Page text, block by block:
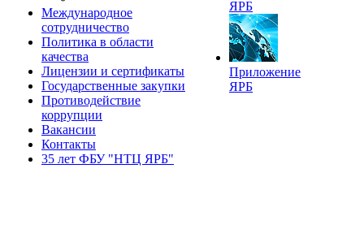
Международное
сотрудничество
Политика в области
качества
Лицензии и сертификаты
Государственные закупки
Противодействие
коррупции
Вакансии
Контакты
35 лет ФБУ "НТЦ ЯРБ"
ЯРБ
Приложение
ЯРБ